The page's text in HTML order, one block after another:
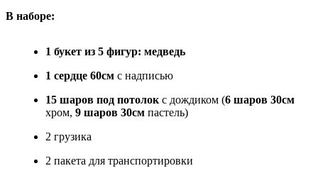
В наборе:
1 букет из 5 фигур: медведь
1 сердце 60см с надписью
15 шаров под потолокс дождиком (6 шаров 30см
хром, 9 шаров 30см пастель)
2 грузика
2 пакета для транспортировки